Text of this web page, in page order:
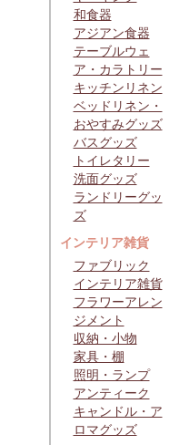
和食器
アジアン食器
テーブルウェ
ア・カラトリー
キッチンリネン
ベッドリネン・
おやすみグッズ
バスグッズ
トイレタリー
洗面グッズ
ランドリーグッ
ズ
インテリア雑貨
ファブリック
インテリア雑貨
フラワーアレン
ジメント
収納・小物
家具・棚
照明・ランプ
アンティーク
キャンドル・ア
ロマグッズ